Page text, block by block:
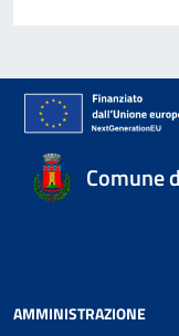
Comune
AMMINISTRAZIONE